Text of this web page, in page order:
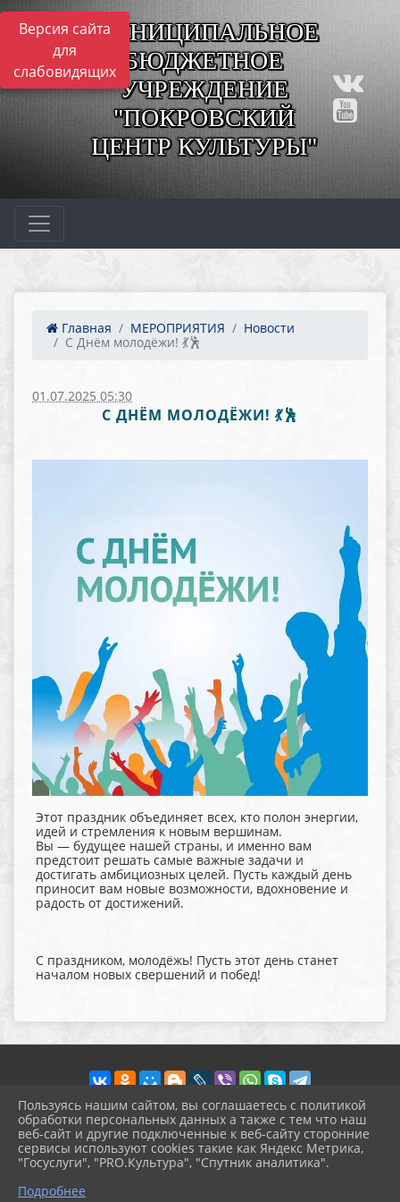
Версия сайта
для
слабовидящих
МУНИЦИПАЛЬНОЕ
БЮДЖЕТНОЕ
УЧРЕЖДЕНИЕ
"ПОКРОВСКИЙ
ЦЕНТР КУЛЬТУРЫ"
Главная МЕРОПРИЯТИЯ
Новости
С Днём молодёжи! 💃🕺
01.07.2025 05:30
С ДНЁМ МОЛОДЁЖИ! 💃🕺
Этот праздник объединяет всех, кто полон энергии,
идей и стремления к новым вершинам.
Вы — будущее нашей страны, и именно вам
предстоит решать самые важные задачи и
достигать амбициозных целей. Пусть каждый день
приносит вам новые возможности, вдохновение и
радость от достижений.
С праздником, молодёжь! Пусть этот день станет
началом новых свершений и побед!
2026 г. pokrov-ck.ru
Вход
Карта сайта
Политика обработки персональных данных
Пользуясь нашим сайтом, вы соглашаетесь с политикой
обработки персональных данных а также с тем что наш
веб-сайт и другие подключенные к веб-сайту сторонние
сервисы используют cookies такие как Яндекс Метрика,
"Госуслуги", "PRO.Культура", "Спутник аналитика".
Подробнее